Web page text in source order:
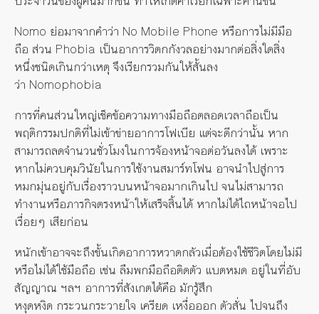
Nomo ย่อมาจากคำว่า No Mobile Phone หรือการไม่มีมือ
ถือ ส่วน Phobia เป็นอาการวิตกกังวลอย่างมากต่อสิ่งใดสิ่ง
หนึ่งชนิดเกินกว่าเหตุ จึงเรียกรวมกันให้สั้นลง
ว่า Nomophobia
การที่คนส่วนใหญ่เช็คข้อความทางมือถือตลอดเวลาถือเป็น
พฤติกรรมปกติที่ไม่เข้าข่ายอาการโฟเบีย แต่จะดีกว่านั้น หาก
สามารถลดจำนวนชั่วโมงในการจ้องหน้าจอต่อวันลงได้ เพราะ
หากไม่ควบคุมวินัยในการใช้งานสมาร์ทโฟน อาจนำไปสู่การ
หมกมุ่นอยู่กับเรื่องราวบนหน้าจอมากเกินไป จนไม่สามารถ
ทำงานหรือภารกิจตรงหน้าให้เสร็จสิ้นได้ หากไม่ได้ไถหน้าจอไป
เรื่อยๆ เสียก่อน
หนักเข้าอาจจะถึงขั้นเกิดอาการหวาดกลัวเมื่อต้องใช้ชีวิตโดยไม่มี
หรือไม่ได้ใช้มือถือ เช่น ลืมพกมือถือติดตัว แบตหมด อยู่ในที่อับ
สัญญาณ ฯลฯ อาการที่สังเกตได้คือ มักรู้สึก
หงุดหงิด กระวนกระวายใจ เครียด เหงื่อออก ตัวสั่น ไปจนถึง